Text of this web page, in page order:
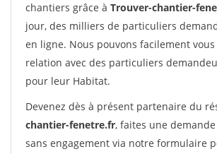
chantiers grâce à Trouver-chantier-
jour, des milliers de particuliers
en ligne. Nous pouvons facilement
relation avec des particuliers
pour leur Habitat.
Devenez dès à présent partenaire du
chantier-fenetre.fr, faites une
sans engagement via notre formulaire